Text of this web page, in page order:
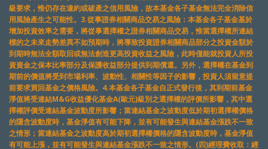
級要求，惟仍存在違約或破產之信用風險，故本基金各子基金無法完全消除信
用風險產生之可能性。3.從事證券相關商品交易之風險：本基金各子基金基於
增加投資效率之需要，將從事選擇權之證券相關商品交易，惟當選擇權所連結
標的之未來走勢差異不如預期時，將導致投資證券相關商品部分之投資金額於
到期時無法全額取回或無法創造更高投資收益之風險，此時僅能就投資人所投
資資金之保本比率部分及保護收益部分提供到期償還。另外，選擇權在基金到
期前的價值將受到市場利率、波動性、相關性等因子的影響，投資人須留意提
前要求買回基金之價格風險。4.本基金各子基金自正式發行後，其到期前基金
淨值將受連結M&G收益優化基金A(歐元)級別之選擇權的評價所影響，其中選
擇權評價受連結基金波動度所影響；當連結基金之波動度低於期初選擇權價格
的隱含波動度時，基金淨值有可能下降，並有可能發生與連結基金漲跌不一致
之情形；當連結基金之波動度高於期初選擇權價格的隱含波動度時，基金淨值
有可能上漲，並有可能發生與連結基金漲跌不一致之情形。(四)經理費收取：經